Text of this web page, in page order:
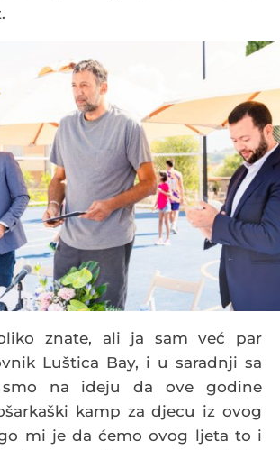
znate, ali ja sam već par
Luštica Bay, i u saradnji sa
na ideju da ove godine
kamp za djecu iz ovog
mi je da ćemo ovog ljeta to i